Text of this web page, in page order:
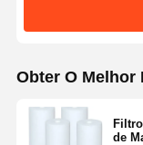
Máquina
Equipamento
Sistema de
Obter O Melhor
de